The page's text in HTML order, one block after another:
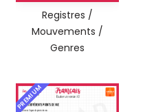
Registres /
Mouvements /
Genres
PREMIUM